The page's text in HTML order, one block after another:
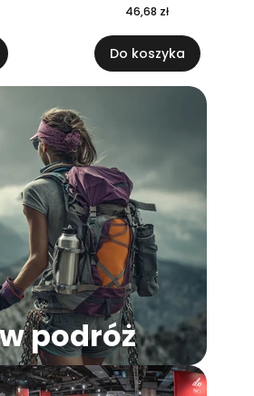
46,68 zł
Do koszyka
podróż